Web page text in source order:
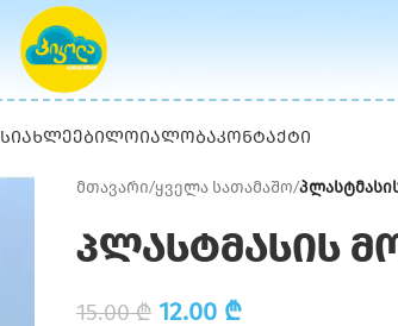
ᲡᲘᲐᲮᲚᲔᲔᲑᲘᲚᲝᲘᲐᲚᲝᲑᲐᲙᲝᲜᲢᲐᲥᲢᲘ
მთავარი/ყველა სათამაშო/
პლასტმასის
15.00₾ 12.00 ₾